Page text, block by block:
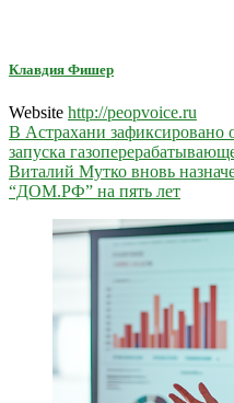
Клавдия Фишер
Website http://peopvoice.ru
Навигация
по
записям
В Астрахани зафиксировано
запуска
Виталий Мутко вновь
“ДОМ.РФ” на пять лет